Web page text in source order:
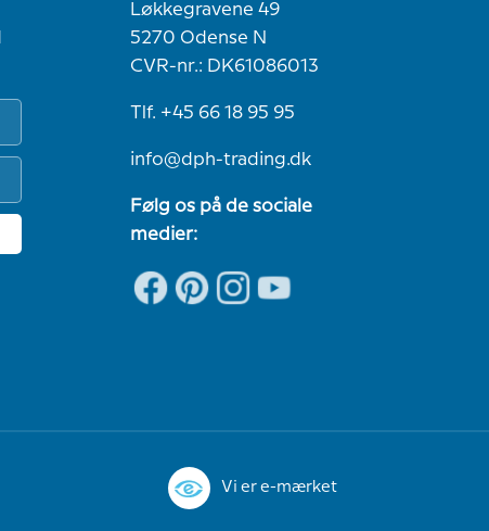
Løkkegravene 49
5270 Odense N
CVR-nr.: DK61086013
Tlf. +45 66 18 95 95
info@dph-trading.dk
Følg os på de sociale
medier:
Vi er e-mærket